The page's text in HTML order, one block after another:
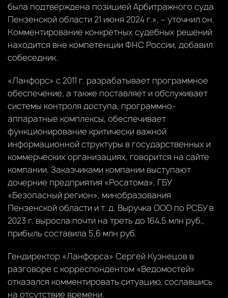
была подтверждена позицией Арбитражного суда
Пензенской области 21 июня 2024 г.», – уточнил он.
Комментирование конкретных судебных решений
находится вне компетенции ФНС России, добавил
собеседник.
«Ланфорс» с 2011 г. разрабатывает программное
обеспечение, а также поставляет и обслуживает
системы контроля доступа, программно-
аппаратные комплексы, обеспечивает
функционирование критически важной
информационной структуры в государственных и
коммерческих организациях, говорится на сайте
компании. Заказчиками компании выступают
дочерние предприятия «Росатома», ГБУ
«Безопасный регион», минобразования
Пензенской области и т. д. Выручка ООО по РСБУ в
2023 г. выросла почти на треть до 164,5 млн руб.,
прибыль составила 5,6 млн руб.
Гендиректор «Ланфорса» Сергей Кузнецов в
разговоре с корреспондентом «Ведомостей»
отказался комментировать ситуацию, сославшись
на отсутствие времени.